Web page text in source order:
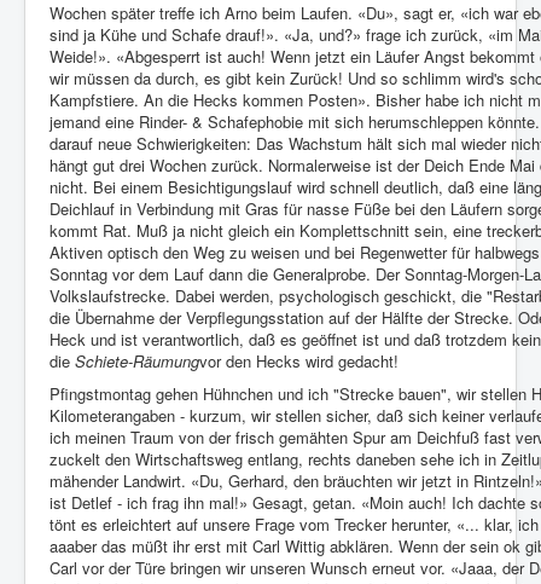
Wochen später treffe ich Arno beim Laufen. «Du», sagt er, «ich war
sind ja Kühe und Schafe drauf!». «Ja, und?» frage ich zurück, «im
Weide!». «Abgesperrt ist auch! Wenn jetzt ein Läufer Angst
wir müssen da durch, es gibt kein Zurück! Und so schlimm wird's
Kampfstiere. An die Hecks kommen Posten». Bisher habe ich nicht
jemand eine Rinder- & Schafephobie mit sich herumschleppen
darauf neue Schwierigkeiten: Das Wachstum hält sich mal wieder
hängt gut drei Wochen zurück. Normalerweise ist der Deich Ende
nicht. Bei einem Besichtigungslauf wird schnell deutlich, daß eine
Deichlauf in Verbindung mit Gras für nasse Füße bei den Läufern
kommt Rat. Muß ja nicht gleich ein Komplettschnitt sein, eine
Aktiven optisch den Weg zu weisen und bei Regenwetter für
Sonntag vor dem Lauf dann die Generalprobe. Der Sonntag-Morgen-
Volkslaufstrecke. Dabei werden, psychologisch geschickt, die
die Übernahme der Verpflegungsstation auf der Hälfte der Strecke.
Heck und ist verantwortlich, daß es geöffnet ist und daß trotzdem
die Schiete-Räumungvor den Hecks wird gedacht!
Pfingstmontag gehen Hühnchen und ich "Strecke bauen", wir stellen
Kilometerangaben - kurzum, wir stellen sicher, daß sich keiner
ich meinen Traum von der frisch gemähten Spur am Deichfuß fast
zuckelt den Wirtschaftsweg entlang, rechts daneben sehe ich in
mähender Landwirt. «Du, Gerhard, den bräuchten wir jetzt in
ist Detlef - ich frag ihn mal!» Gesagt, getan. «Moin auch! Ich dachte
tönt es erleichtert auf unsere Frage vom Trecker herunter, «... klar,
aaaber das müßt ihr erst mit Carl Wittig abklären. Wenn der sein ok
Carl vor der Türe bringen wir unseren Wunsch erneut vor. «Jaaa, der